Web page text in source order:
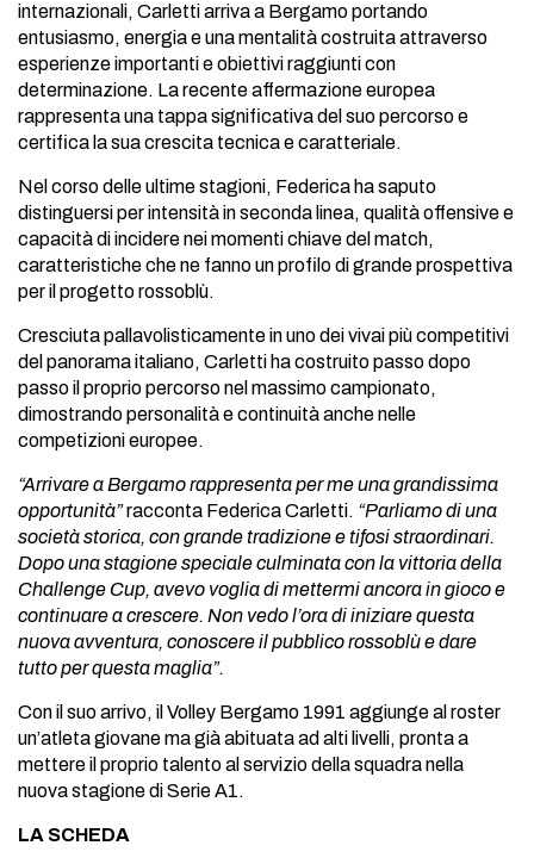
internazionali, Carletti arriva a Bergamo portando
entusiasmo, energia e una mentalità costruita attraverso
esperienze importanti e obiettivi raggiunti con
determinazione. La recente affermazione europea
rappresenta una tappa significativa del suo percorso e
certifica la sua crescita tecnica e caratteriale.
Nel corso delle ultime stagioni, Federica ha saputo
distinguersi per intensità in seconda linea, qualità offensive e
capacità di incidere nei momenti chiave del match,
caratteristiche che ne fanno un profilo di grande prospettiva
per il progetto rossoblù.
Cresciuta pallavolisticamente in uno dei vivai più competitivi
del panorama italiano, Carletti ha costruito passo dopo
passo il proprio percorso nel massimo campionato,
dimostrando personalità e continuità anche nelle
competizioni europee.
“Arrivare a Bergamo rappresenta per me una grandissima
opportunità”racconta Federica Carletti. “Parliamo di una
società storica, con grande tradizione e tifosi straordinari.
Dopo una stagione speciale culminata con la vittoria della
Challenge Cup, avevo voglia di mettermi ancora in gioco e
continuare a crescere. Non vedo l’ora di iniziare questa
nuova avventura, conoscere il pubblico rossoblù e dare
tutto per questa maglia”.
Con il suo arrivo, il Volley Bergamo 1991 aggiunge al roster
un’atleta giovane ma già abituata ad alti livelli, pronta a
mettere il proprio talento al servizio della squadra nella
nuova stagione di Serie A1.
LA SCHEDA